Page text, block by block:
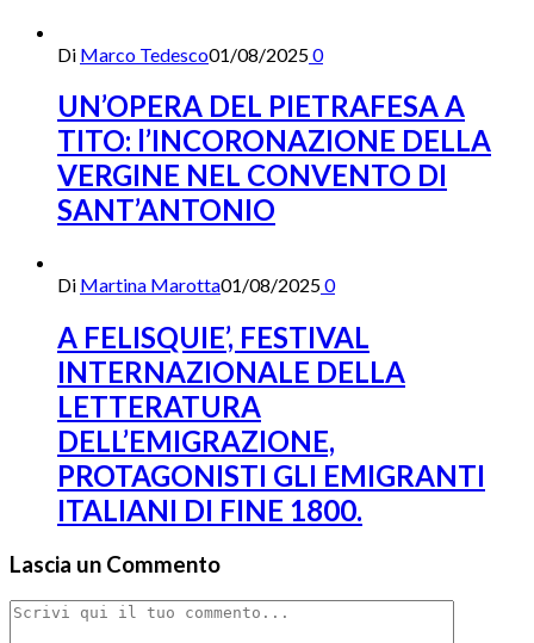
Di Marco Tedesco01/08/20250
UN’OPERA DEL PIETRAFESA A
TITO: l’INCORONAZIONE DELLA
VERGINE NEL CONVENTO DI
SANT’ANTONIO
Di Martina Marotta01/08/20250
A FELISQUIE’, FESTIVAL
INTERNAZIONALE DELLA
LETTERATURA
DELL’EMIGRAZIONE,
PROTAGONISTI GLI EMIGRANTI
ITALIANI DI FINE 1800.
Lascia un Commento